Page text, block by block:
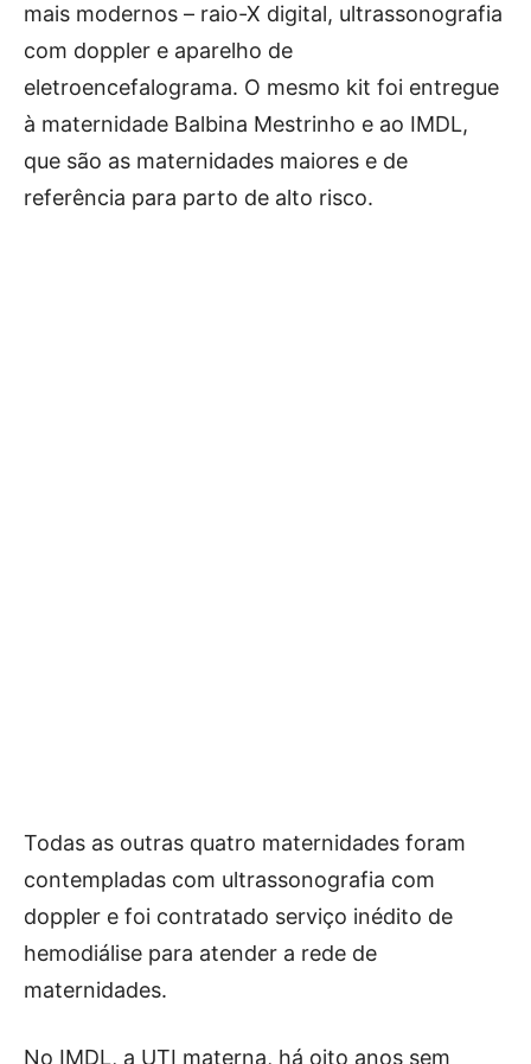
mais modernos – raio-X digital, ultrassonografia
com doppler e aparelho de
eletroencefalograma. O mesmo kit foi entregue
à maternidade Balbina Mestrinho e ao IMDL,
que são as maternidades maiores e de
referência para parto de alto risco.
Todas as outras quatro maternidades foram
contempladas com ultrassonografia com
doppler e foi contratado serviço inédito de
hemodiálise para atender a rede de
maternidades.
No IMDL, a UTI materna, há oito anos sem